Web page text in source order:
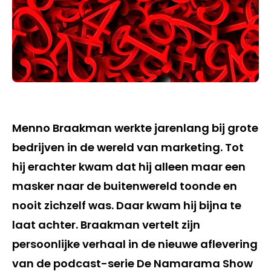
Menno Braakman werkte jarenlang bij grote
bedrijven in de wereld van marketing. Tot
hij erachter kwam dat hij alleen maar een
masker naar de buitenwereld toonde en
nooit zichzelf was. Daar kwam hij bijna te
laat achter. Braakman vertelt zijn
persoonlijke verhaal in de nieuwe aflevering
van de podcast-serie De Namarama Show